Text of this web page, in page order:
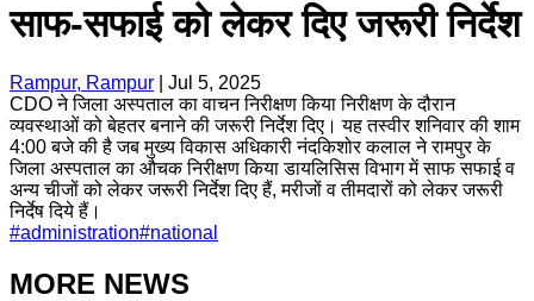
साफ-सफाई को लेकर दिए जरूरी निर्देश
Rampur, Rampur
Jul 5, 2025
CDO ने जिला अस्पताल का वाचन निरीक्षण किया निरीक्षण के दौरान
व्यवस्थाओं को बेहतर बनाने की जरूरी निर्देश दिए। यह तस्वीर शनिवार की शाम
4:00 बजे की है जब मुख्य विकास अधिकारी नंदकिशोर कलाल ने रामपुर के
जिला अस्पताल का औचक निरीक्षण किया डायलिसिस विभाग में साफ सफाई व
अन्य चीजों को लेकर जरूरी निर्देश दिए हैं, मरीजों व तीमदारों को लेकर जरूरी
निर्देष दिये हैं।
#administration#national
MORE NEWS